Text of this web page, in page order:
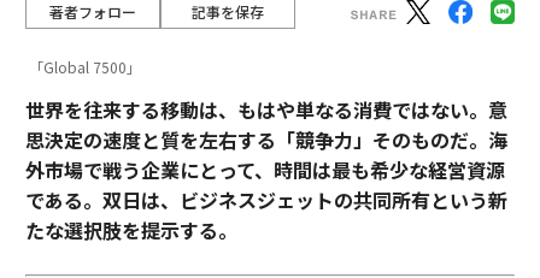
著者フォロー 記事を保存
「Global 7500」
世界を往来する移動は、もはや単なる消費ではない。意
思決定の速度と質を左右する「競争力」そのものだ。海
外市場で戦う企業にとって、時間は最も希少な経営資源
である。双日は、ビジネスジェットの共同所有という新
たな選択肢を提示する。